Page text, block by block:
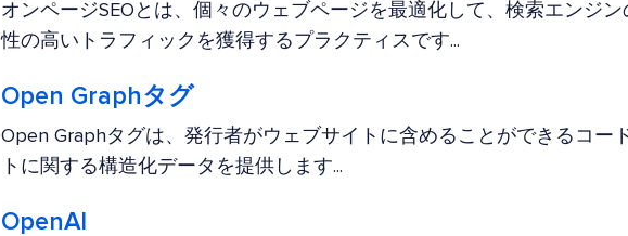
オンページSEOとは、個々のウェブページを最適化して、検索エンジ
性の高いトラフィックを獲得するプラクティスです...
Open Graphタグ
Open Graphタグは、発行者がウェブサイトに含めることができるコー
トに関する構造化データを提供します...
OpenAI